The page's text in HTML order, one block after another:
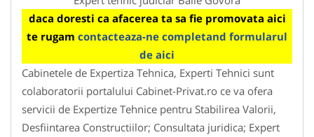
daca doresti ca afacerea ta sa fie promovata aici
te rugam contacteaza-ne completand formularul
de aici
Cabinetele de Expertiza Tehnica, Experti Tehnici sunt
colaboratorii portalului Cabinet-Privat.ro ce va ofera
servicii de Expertize Tehnice pentru Stabilirea Valorii,
Desfiintarea Constructiilor; Consultata juridica; Expert